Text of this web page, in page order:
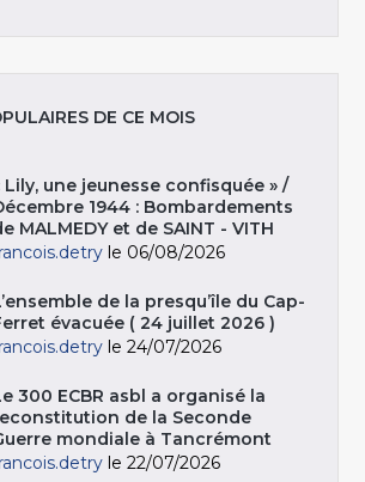
DE CE MOIS
Lily, une jeunesse confisquée » /
1944 : Bombardements
MALMEDY et de SAINT - VITH
le 06/08/2026
de la presqu’île du Cap-
évacuée ( 24 juillet 2026 )
le 24/07/2026
300 ECBR asbl a organisé la
de la Seconde
mondiale à Tancrémont
le 22/07/2026